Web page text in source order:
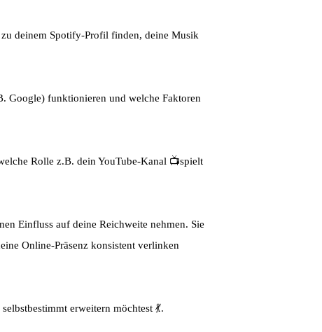
zu deinem Spotify-Profil finden, deine Musik
Google) funktionieren und welche Faktoren
Rolle z.B. dein YouTube-Kanal 📺spielt
Einfluss auf deine Reichweite nehmen. Sie
Online-Präsenz konsistent verlinken
erweitern möchtest 💃.